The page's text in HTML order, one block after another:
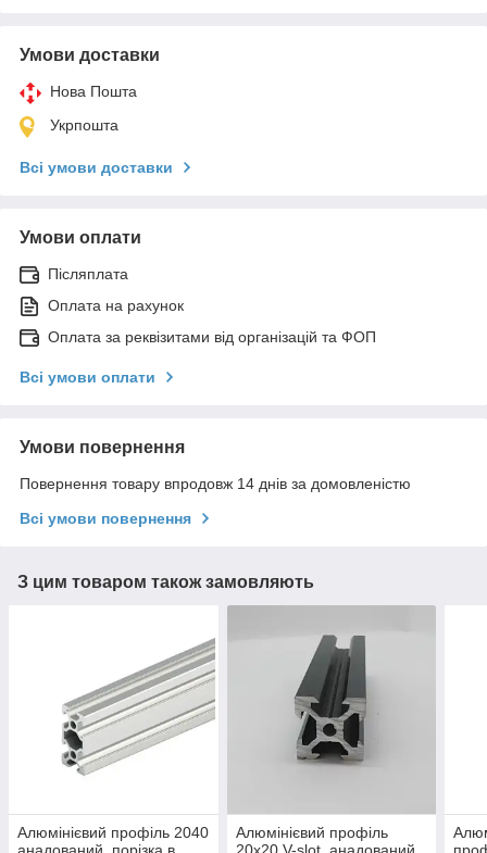
Умови доставки
Нова Пошта
Укрпошта
Всі умови доставки
Умови оплати
Післяплата
Оплата на рахунок
Оплата за реквізитами від організацій та ФОП
Всі умови оплати
Умови повернення
Повернення товару впродовж 14 днів за домовленістю
Всі умови повернення
З цим товаром також замовляють
Алюмінієвий профіль 2040
Алюмінієвий профіль